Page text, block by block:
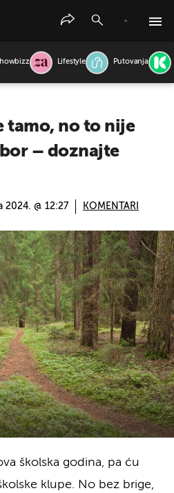
Lifestyle Putovanja
tamo, no to nije
– doznajte
2024. @ 12:27 KOMENTARI
školska godina, pa ću
klupe. No bez brige,